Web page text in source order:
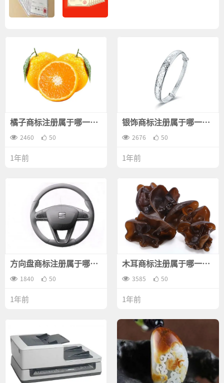
橘子商标注册属于哪一
类？
2460 50
1年前
银饰商标注册属于哪一
类？
2676 50
1年前
方向盘商标注册属于哪一
类？
1840 50
1年前
木耳商标注册属于哪一
类？
3585 50
1年前